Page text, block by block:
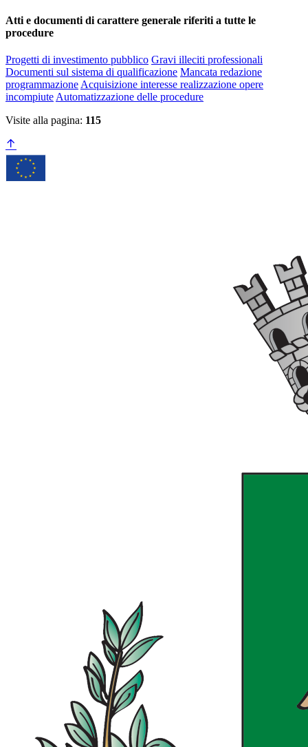
Atti e documenti di carattere generale riferiti a tutte le
procedure
Progetti di investimento pubblico Gravi illeciti professionali
Documenti sul sistema di qualificazione Mancata redazione
programmazione Acquisizione interesse realizzazione opere
incompiute Automatizzazione delle procedure
Visite alla pagina: 115